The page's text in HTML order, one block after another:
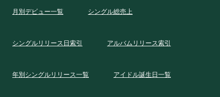
月別デビュー一覧 シングル総売上
シングルリリース日索引 アルバムリリース索引
年別シングルリリース一覧 アイドル誕生日一覧